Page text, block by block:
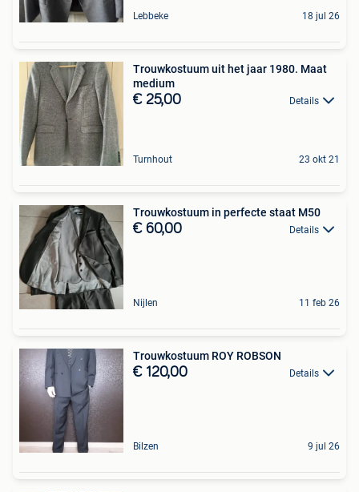
Lebbeke 18 jul 26
Trouwkostuum uit het jaar 1980. Maat
medium
€ 25,00 Details
Turnhout 23 okt 21
Trouwkostuum in perfecte staat M50
€ 60,00 Details
Nijlen 11 feb 26
Trouwkostuum ROY ROBSON
€ 120,00 Details
Bilzen 9 jul 26